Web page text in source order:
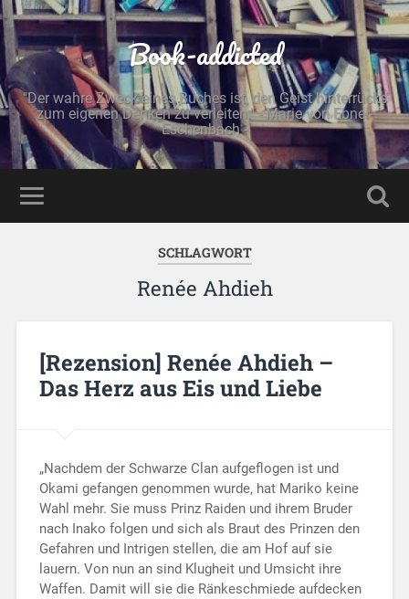
Book-addicted
"Der wahre Zweck eines Buches ist, den Geist hinterrücks
zum eigenen Denken zu verleiten." - Marie von Ebner-
Eschenbach -
SCHLAGWORT
Renée Ahdieh
[Rezension] Renée Ahdieh –
Das Herz aus Eis und Liebe
„Nachdem der Schwarze Clan aufgeflogen ist und
Okami gefangen genommen wurde, hat Mariko keine
Wahl mehr. Sie muss Prinz Raiden und ihrem Bruder
nach Inako folgen und sich als Braut des Prinzen den
Gefahren und Intrigen stellen, die am Hof auf sie
lauern. Von nun an sind Klugheit und Umsicht ihre
Waffen. Damit will sie die Ränkeschmiede aufdecken